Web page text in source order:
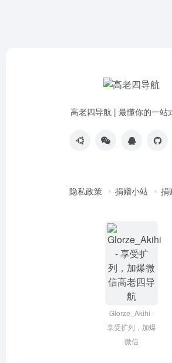
高老四导航 | 最懂你的一站
隐私政策 捐赠小站 捐
Glorze_Akihi -
享受扩列，加爆
微信